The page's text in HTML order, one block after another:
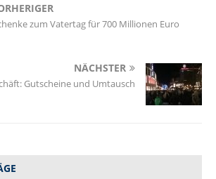
zum Vatertag für 700 Millionen Euro
NÄCHSTER
Gutscheine und Umtausch